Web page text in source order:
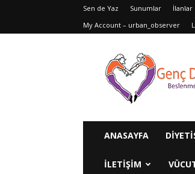
Sen de Yaz Sunumlar İlanlar
My Account – urban_observer
Genç
Diyetisyenler
ANASAYFA
ILETIŞIM